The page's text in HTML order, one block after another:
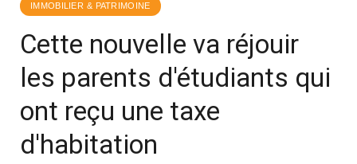
IMMOBILIER & PATRIMOINE
Cette nouvelle va réjouir
les parents d'étudiants qui
ont reçu une taxe
d'habitation